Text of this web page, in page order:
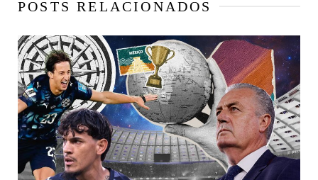
POSTS RELACIONADOS